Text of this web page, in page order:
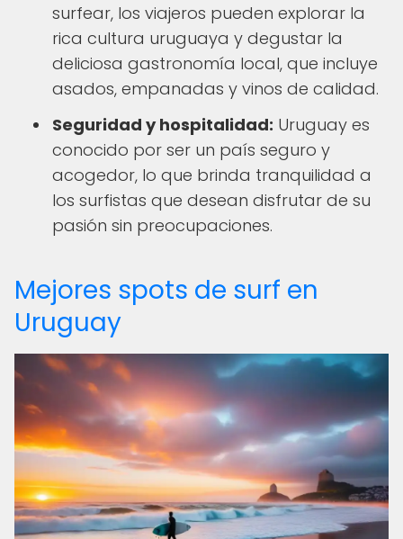
surfear, los viajeros pueden explorar la
rica cultura uruguaya y degustar la
deliciosa gastronomía local, que incluye
asados, empanadas y vinos de calidad.
Seguridad y hospitalidad: Uruguay es
conocido por ser un país seguro y
acogedor, lo que brinda tranquilidad a
los surfistas que desean disfrutar de su
pasión sin preocupaciones.
Mejores spots de surf en
Uruguay